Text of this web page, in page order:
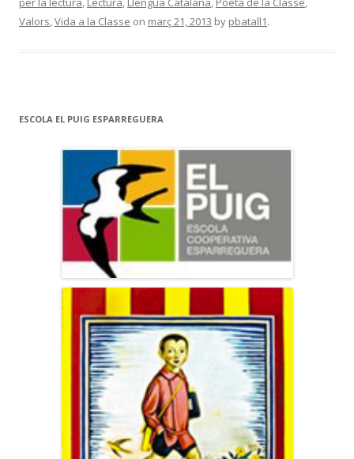
Valors,Vida a la Classe on març 21, 2013 by pbatall1.
ESCOLA EL PUIG ESPARREGUERA